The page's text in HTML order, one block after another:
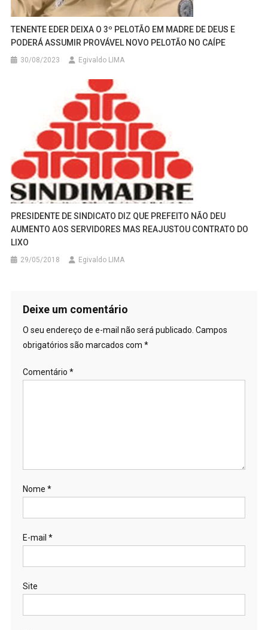
TENENTE EDER DEIXA O 3º PELOTÃO EM MADRE DE DEUS E
PODERÁ ASSUMIR PROVÁVEL NOVO PELOTÃO NO CAÍPE
30/08/2023 Egivaldo LIMA
PRESIDENTE DE SINDICATO DIZ QUE PREFEITO NÃO DEU
AUMENTO AOS SERVIDORES MAS REAJUSTOU CONTRATO DO
LIXO
29/05/2018 Egivaldo LIMA
Deixe um comentário
O seu endereço de e-mail não será publicado. Campos
obrigatórios são marcados com *
Comentário *
Nome *
E-mail *
Site